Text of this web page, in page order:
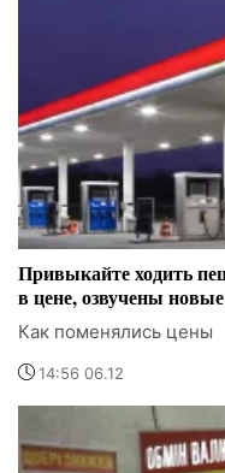
Привыкайте ходить
в цене, озвучены
Как поменялись цены
14:56 06.12